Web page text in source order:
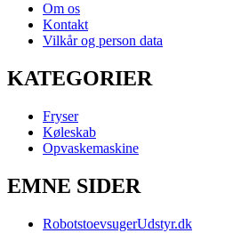
Om os
Kontakt
Vilkår og person data
KATEGORIER
Fryser
Køleskab
Opvaskemaskine
EMNE SIDER
RobotstoevsugerUdstyr.dk